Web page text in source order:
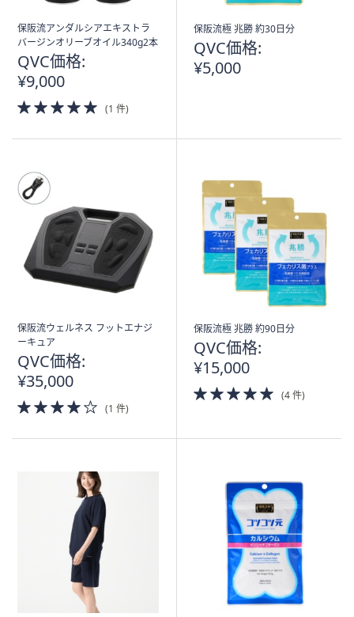
保阪流アンダルシアエキストラ
バージンオリーブオイル340g2本
QVC価格:
¥9,000
5.0
of
(1 件)
保阪流極 兆勝 約30日分
QVC価格:
¥5,000
保阪流ウェルネス フットエナジ
ーキュア
QVC価格:
¥35,000
4.0
of
(1 件)
保阪流極 兆勝 約90日分
QVC価格:
¥15,000
5.0
of
(4 件)